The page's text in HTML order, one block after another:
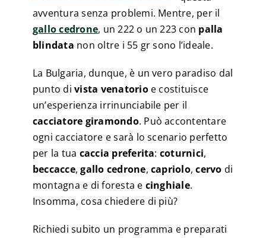
avventura senza problemi. Mentre, per il
gallo cedrone, un 222 o un 223 con palla
blindata non oltre i 55 gr sono l’ideale.
La Bulgaria, dunque, è un vero paradiso dal
punto divista venatorioe costituisce
un’esperienza irrinunciabile per il
cacciatore giramondo. Può accontentare
ogni cacciatore e sarà lo scenario perfetto
per la tua caccia preferita: coturnici,
beccacce,gallo cedrone, capriolo,cervo di
montagna e di foresta e cinghiale.
Insomma, cosa chiedere di più?
Richiedi subito un programma e preparati